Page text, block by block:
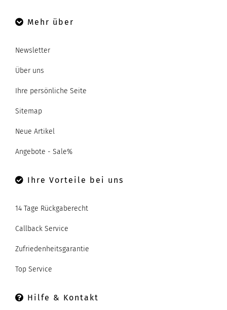
Mehr über
Newsletter
Über uns
Ihre persönliche Seite
Sitemap
Neue Artikel
Angebote - Sale%
Ihre Vorteile bei uns
14 Tage Rückgaberecht
Callback Service
Zufriedenheitsgarantie
Top Service
Hilfe & Kontakt